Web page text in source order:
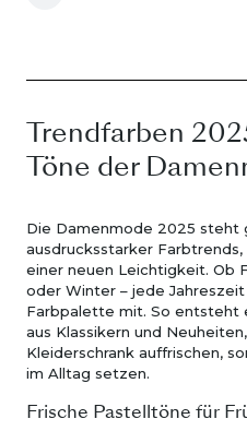
Trendfarben
Töne der
Die Damenmode 2025 steht
ausdrucksstarker
einer neuen Leichtigkeit. Ob
oder Winter – jede
Farbpalette mit. So entsteht
aus Klassikern und
Kleiderschrank auffrischen,
im Alltag setzen.
Frische Pastelltöne für